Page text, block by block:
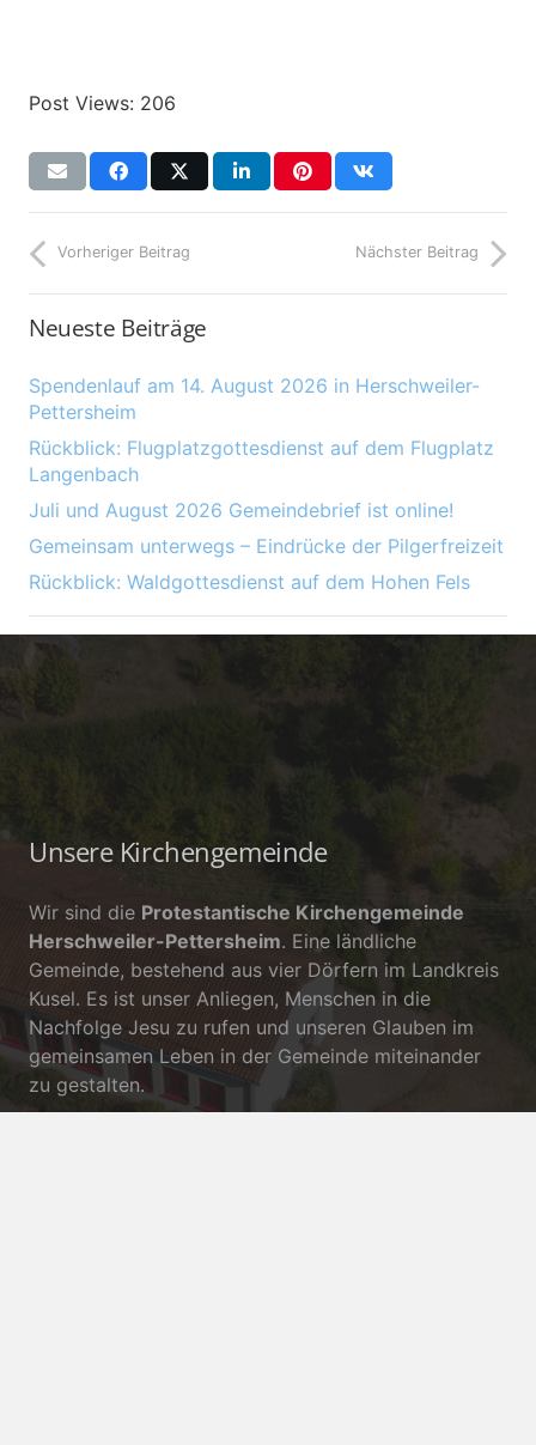
Post Views: 206
Vorheriger Beitrag Nächster Beitrag
Neueste Beiträge
Spendenlauf am 14. August 2026 in Herschweiler-
Pettersheim
Rückblick: Flugplatzgottesdienst auf dem Flugplatz
Langenbach
Juli und August 2026 Gemeindebrief ist online!
Gemeinsam unterwegs – Eindrücke der Pilgerfreizeit
Rückblick: Waldgottesdienst auf dem Hohen Fels
Unsere Kirchengemeinde
Wir sind die Protestantische Kirchengemeinde
Herschweiler-Pettersheim. Eine ländliche
Gemeinde, bestehend aus vier Dörfern im Landkreis
Kusel. Es ist unser Anliegen, Menschen in die
Nachfolge Jesu zu rufen und unseren Glauben im
gemeinsamen Leben in der Gemeinde miteinander
zu gestalten.